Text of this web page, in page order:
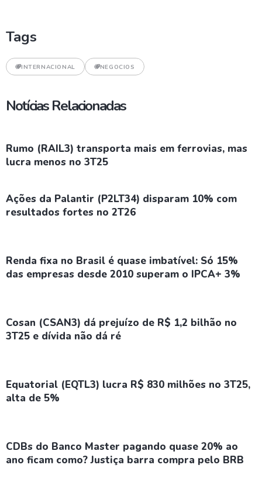
Tags
INTERNACIONAL NEGOCIOS
Notícias Relacionadas
Rumo (RAIL3) transporta mais em ferrovias, mas
lucra menos no 3T25
Ações da Palantir (P2LT34) disparam 10% com
resultados fortes no 2T26
Renda fixa no Brasil é quase imbatível: Só 15%
das empresas desde 2010 superam o IPCA+ 3%
Cosan (CSAN3) dá prejuízo de R$ 1,2 bilhão no
3T25 e dívida não dá ré
Equatorial (EQTL3) lucra R$ 830 milhões no 3T25,
alta de 5%
CDBs do Banco Master pagando quase 20% ao
ano ficam como? Justiça barra compra pelo BRB